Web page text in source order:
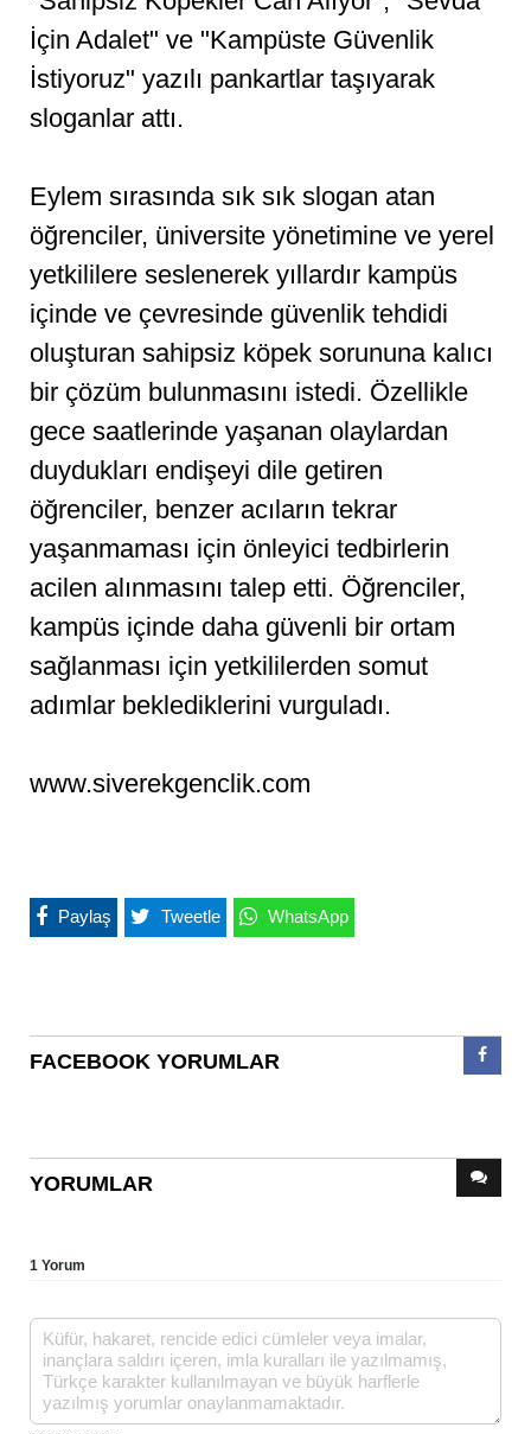
İçin Adalet" ve "Kampüste Güvenlik
İstiyoruz" yazılı pankartlar taşıyarak
sloganlar attı.
Eylem sırasında sık sık slogan atan
öğrenciler, üniversite yönetimine ve yerel
yetkililere seslenerek yıllardır kampüs
içinde ve çevresinde güvenlik tehdidi
oluşturan sahipsiz köpek sorununa kalıcı
bir çözüm bulunmasını istedi. Özellikle
gece saatlerinde yaşanan olaylardan
duydukları endişeyi dile getiren
öğrenciler, benzer acıların tekrar
yaşanmaması için önleyici tedbirlerin
acilen alınmasını talep etti. Öğrenciler,
kampüs içinde daha güvenli bir ortam
sağlanması için yetkililerden somut
adımlar beklediklerini vurguladı.
www.siverekgenclik.com
Paylaş Tweetle WhatsApp
FACEBOOK YORUMLAR
YORUMLAR
1 Yorum